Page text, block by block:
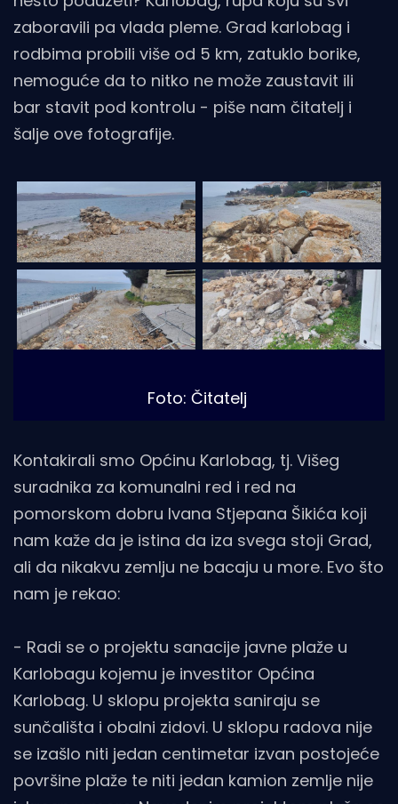
zaboravili pa vlada pleme. Grad karlobag i
rodbima probili više od 5 km, zatuklo borike,
nemoguće da to nitko ne može zaustavit ili
bar stavit pod kontrolu - piše nam čitatelj i
šalje ove fotografije.
Foto: Čitatelj
Kontakirali smo Općinu Karlobag, tj. Višeg
suradnika za komunalni red i red na
pomorskom dobru Ivana Stjepana Šikića koji
nam kaže da je istina da iza svega stoji Grad,
ali da nikakvu zemlju ne bacaju u more. Evo što
nam je rekao:
- Radi se o projektu sanacije javne plaže u
Karlobagu kojemu je investitor Općina
Karlobag. U sklopu projekta saniraju se
sunčališta i obalni zidovi. U sklopu radova nije
se izašlo niti jedan centimetar izvan postojeće
površine plaže te niti jedan kamion zemlje nije